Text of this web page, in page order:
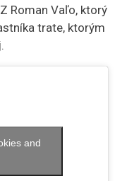
Roman Vaľo, ktorý
trate, ktorým
and